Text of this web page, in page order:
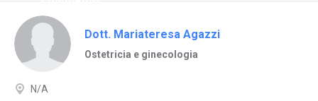
Dott. Mariateresa Agazzi
Ostetricia e ginecologia
N/A